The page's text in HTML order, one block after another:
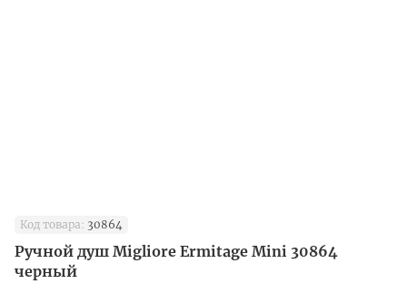
Код товара: 30864
Ручной душ Migliore Ermitage Mini 30864
черный